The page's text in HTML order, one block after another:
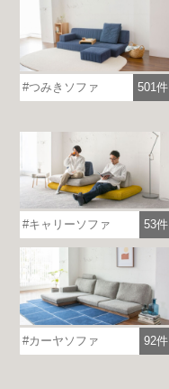
つみきソファ 501件
キャリーソファ 53件
カーヤソファ 92件